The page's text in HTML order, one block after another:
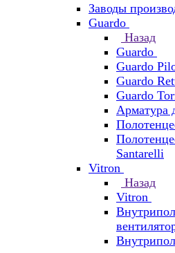
Заводы
Guardo
Назад
Guardo
Guardo
Guardo
Guardo
Арматура
Santarelli
Vitron
Назад
Vitron